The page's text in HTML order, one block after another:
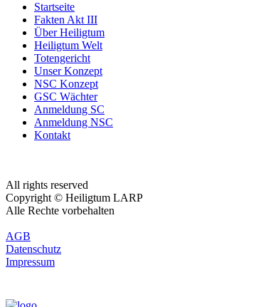
Startseite
Fakten Akt III
Über Heiligtum
Heiligtum Welt
Totengericht
Unser Konzept
NSC Konzept
GSC Wächter
Anmeldung SC
Anmeldung NSC
Kontakt
All rights reserved
Copyright © Heiligtum LARP
Alle Rechte vorbehalten
AGB
Datenschutz
Impressum